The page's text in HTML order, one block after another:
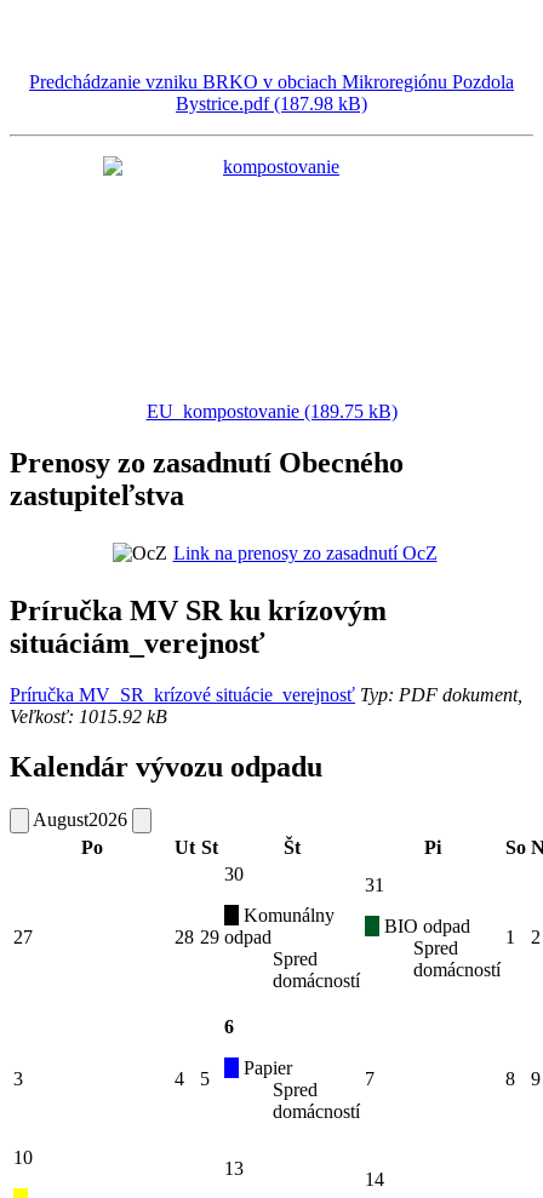
Predchádzanie vzniku BRKO v obciach Mikroregiónu Pozdola
Bystrice.pdf (187.98 kB)
EU_kompostovanie (189.75 kB)
Prenosy zo zasadnutí Obecného
zastupiteľstva
Link na prenosy zo zasadnutí OcZ
Príručka MV SR ku krízovým
situáciám_verejnosť
Príručka MV_SR_krízové situácie_verejnosť Typ: PDF dokument,
Veľkosť: 1015.92 kB
Kalendár vývozu odpadu
August2026
Po
Ut St Št Pi So
27 28 29
30
Komunálny
odpad
Spred
domácností
31
BIO odpad
Spred
domácností
1 2
3 4 5
6
Papier
Spred
domácností
7 8 9
10
13
14